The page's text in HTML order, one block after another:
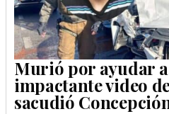
Murió por ayudar
impactante video
sacudió